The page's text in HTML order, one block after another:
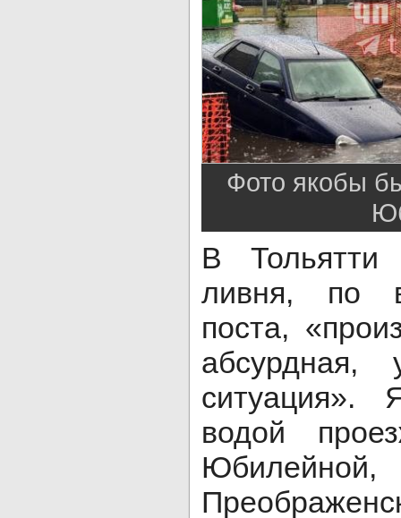
Фото якобы
В Тольятти
ливня, по
поста,
абсурдная,
ситуация».
водой